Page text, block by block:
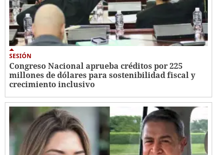
SESIÓN
Congreso Nacional aprueba créditos por 225
millones de dólares para sostenibilidad fiscal y
crecimiento inclusivo